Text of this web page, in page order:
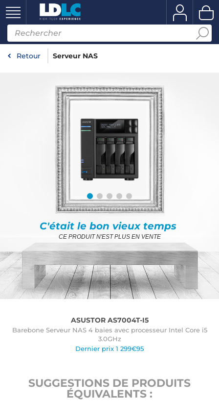
Retour Serveur NAS
C'était le bon vieux temps
CE PRODUIT N'EST PLUS EN VENTE
ASUSTOR AS7004T-I5
Barebone Serveur NAS 4 baies avec processeur Intel Core i5
3.0GHz
Dernier prix 1 299€95
SUGGESTIONS DE PRODUITS
ÉQUIVALENTS :